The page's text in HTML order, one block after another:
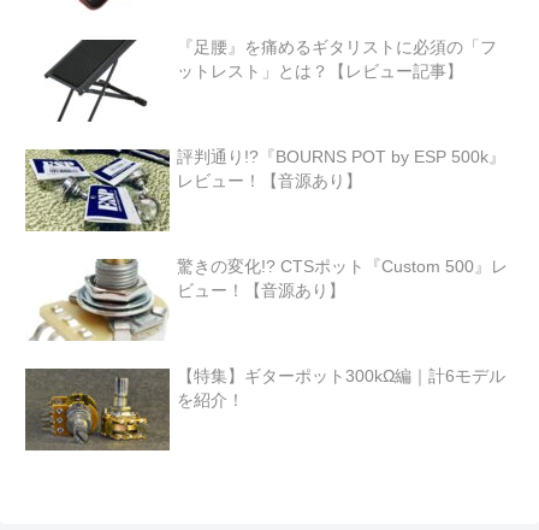
『足腰』を痛めるギタリストに必須の「フ
ットレスト」とは？【レビュー記事】
評判通り!?『BOURNS POT by ESP 500k』
レビュー！【音源あり】
驚きの変化!? CTSポット『Custom 500』レ
ビュー！【音源あり】
【特集】ギターポット300kΩ編｜計6モデル
を紹介！